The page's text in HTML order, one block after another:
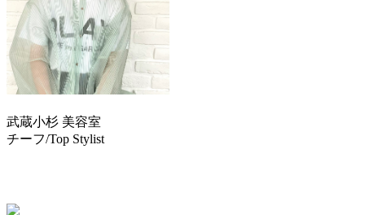
武蔵小杉 美容室
チーフ/Top Stylist